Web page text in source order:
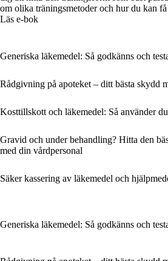
om olika träningsmetoder och hur du kan
Läs e-bok
Generiska läkemedel: Så godkänns och
Rådgivning på apoteket – ditt bästa skydd
Kosttillskott och läkemedel: Så använder
Gravid och under behandling? Hitta den
med din vårdpersonal
Säker kassering av läkemedel och
Generiska läkemedel: Så godkänns och